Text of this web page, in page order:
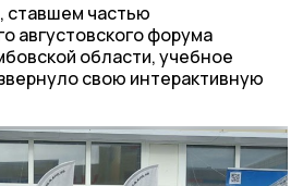
ставшем частью
августовского форума
области, учебное
свою интерактивную